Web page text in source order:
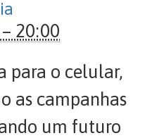
20:00
para o celular,
as campanhas
um futuro